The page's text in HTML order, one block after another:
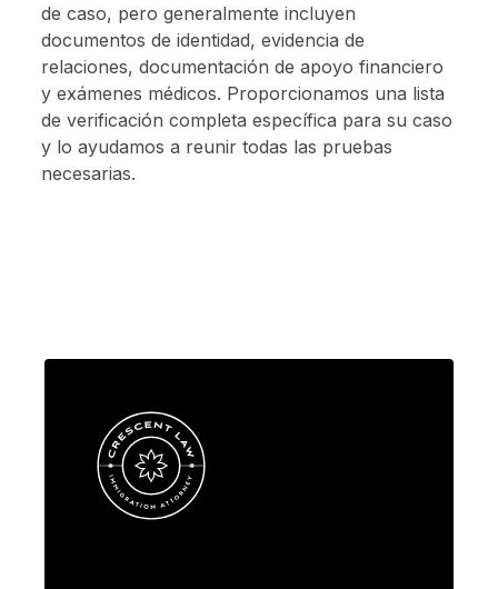
de caso, pero generalmente incluyen
documentos de identidad, evidencia de
relaciones, documentación de apoyo financiero
y exámenes médicos. Proporcionamos una lista
de verificación completa específica para su caso
y lo ayudamos a reunir todas las pruebas
necesarias.